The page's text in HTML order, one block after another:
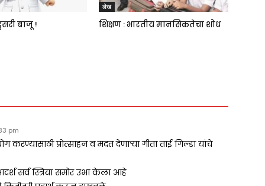
बाजू !
लेख
शिक्षण : भारतीय मानसिकतेचा शोध
pm
प्रोत्साहन व मदत देणाऱ्या गीता ताई गिल्डा यांचे
सर्व स्त्रिया समोर उभा केला आहे